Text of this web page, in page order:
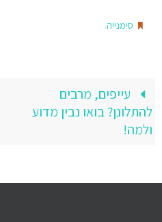
סימנייה.
עייפים, מרבים
להתלונן? בואו נבין מדוע
ולמה!